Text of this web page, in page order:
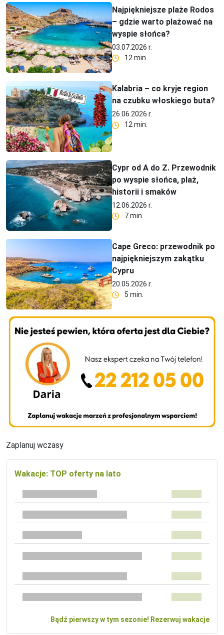
Najpiękniejsze plaże Rodos
– gdzie warto plażować na
wyspie słońca?
03.07.2026 r.
12 min.
Kalabria – co kryje region
na czubku włoskiego buta?
26.06.2026 r.
12 min.
Cypr od A do Z. Przewodnik
po wyspie słońca, plaż,
historii i smaków
12.06.2026 r.
7 min.
Cape Greco: przewodnik po
najpiękniejszym zakątku
Cypru
20.05.2026 r.
5 min.
Zaplanuj wczasy
Wakacje: TOP oferty na lato
Bądź pierwszy w tym sezonie! Rezerwuj wakacje